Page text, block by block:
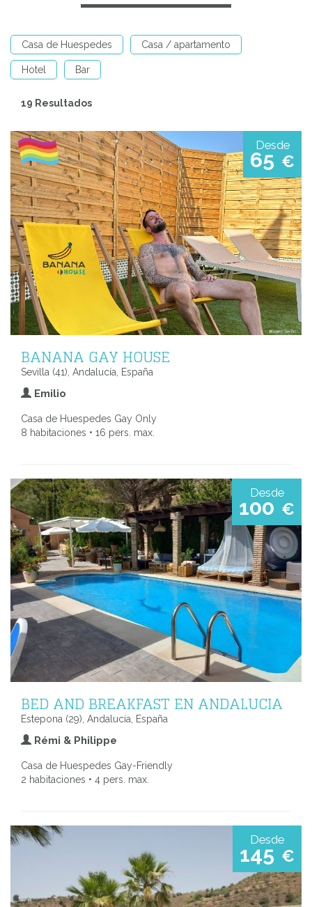
Casa de Huespedes Casa / apartamento
Hotel Bar
19 Resultados
Desde
65 €
BANANA GAY HOUSE
Sevilla (41), Andalucía, España
Emilio
Casa de Huespedes Gay Only
8 habitaciones • 16 pers. max.
Desde
100 €
BED AND BREAKFAST EN ANDALUCIA
Estepona (29), Andalucía, España
Rémi & Philippe
Casa de Huespedes Gay-Friendly
2 habitaciones • 4 pers. max.
Desde
145 €